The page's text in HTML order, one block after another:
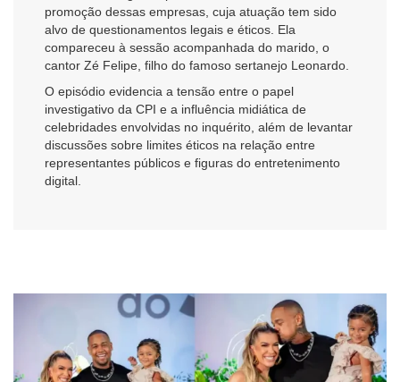
promoção dessas empresas, cuja atuação tem sido
alvo de questionamentos legais e éticos. Ela
compareceu à sessão acompanhada do marido, o
cantor Zé Felipe, filho do famoso sertanejo Leonardo.
O episódio evidencia a tensão entre o papel
investigativo da CPI e a influência midiática de
celebridades envolvidas no inquérito, além de levantar
discussões sobre limites éticos na relação entre
representantes públicos e figuras do entretenimento
digital.